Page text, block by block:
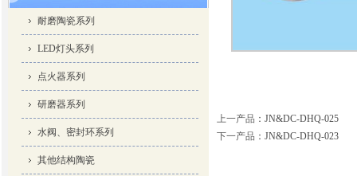
耐磨陶瓷系列
LED灯头系列
点火器系列
研磨器系列
水阀、密封环系列
其他结构陶瓷
上一产品 ： JN&DC-DHQ-025
下一产品 ： JN&DC-DHQ-023